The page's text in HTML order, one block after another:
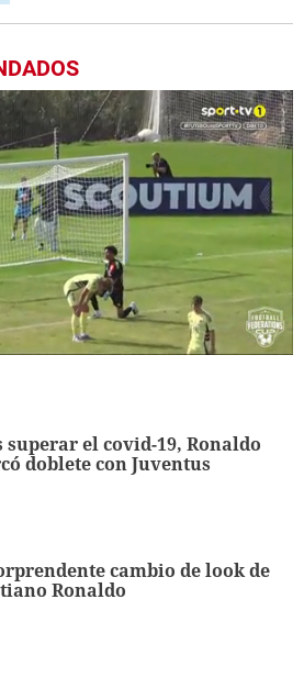
superar el covid-19, Ronaldo
doblete con Juventus
cambio de look de
Ronaldo